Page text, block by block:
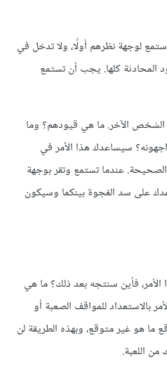
لوجهة نظرهم أولًا، ولا تدخل في
كلها. يجب أن تستمع
الآخر. ما هي قيودهم؟ وما
سيساعدك هذا الأمر في
عندما تستمع وتقر بوجهة
على سد الفجوة بينكما وسيكون
فأين سنتجه بعد ذلك؟ ما هي
بالاستعداد للمواقف الصعبة أو
ما هو غير متوقع، وبهذه الطريقة لن
اللعبة.